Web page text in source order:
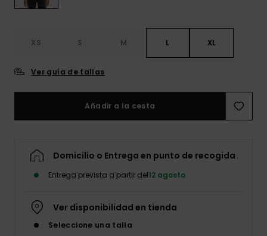
XS S M L XL
Ver guía de tallas
Añadir a la cesta
Domicilio o Entrega en punto de recogida
Entrega prevista a partir del12 agosto
Ver disponibilidad en tienda
Seleccione una talla